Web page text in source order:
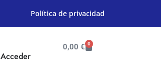
Política de privacidad
Acceder
0,00 € 0